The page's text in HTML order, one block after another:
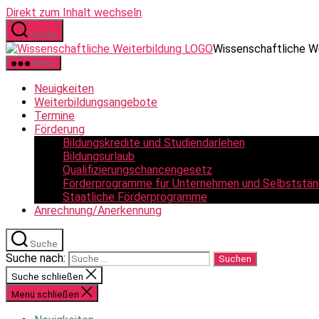
Direkt zum Inhalt wechseln
Suche
Wissenschaftliche
Menü
Neuigkeiten
Weiterbildungsangebote
Termine
Förderung
Bildungskredite und Studiendarlehen
Bildungsurlaub
Qualifizierungschancengesetz
Förderprogramme für Unternehmen und
Staatliche Förderprogramme
Anrechnung/Anerkennung
Suche
Suche nach:
Suche schließen
Menü schließen